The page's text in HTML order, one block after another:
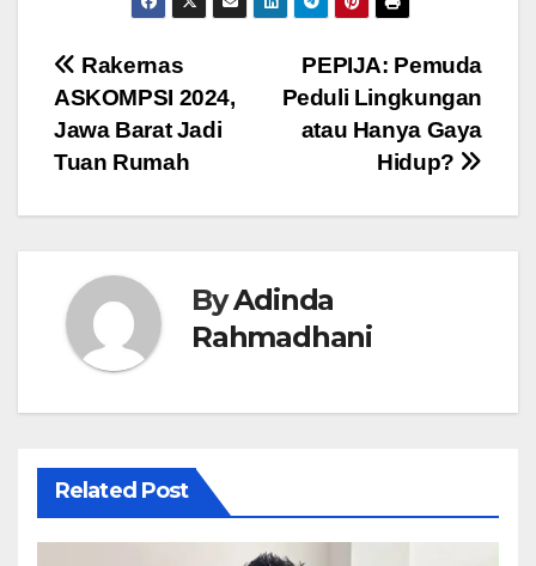
Navigasi
pos
PEPIJA: Pemuda
Peduli Lingkungan
atau Hanya Gaya
Hidup?
Rakernas
ASKOMPSI 2024,
Jawa Barat Jadi
Tuan Rumah
ByAdinda
Rahmadhani
Related Post